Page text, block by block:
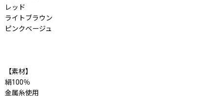
レッド
ライトブラウン
ピンクベージュ
【素材】
絹100％
金属糸使用